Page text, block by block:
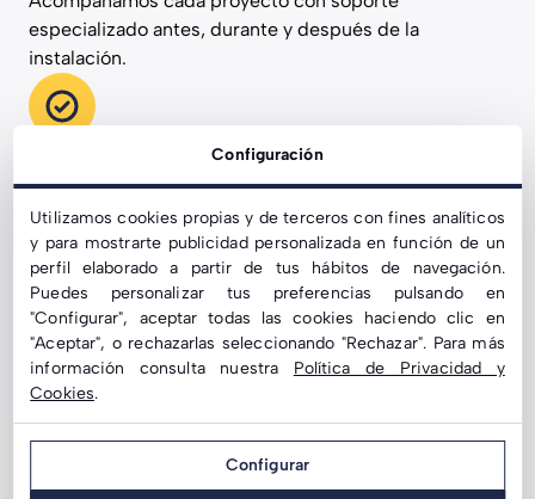
especializado antes, durante y después de la
instalación.
25 años de garantía
Nuestras estructuras están respaldadas por una
garantía extendida que asegura máxima durabilidad.
Configuración
Utilizamos cookies propias y de terceros con fines analíticos
y para mostrarte publicidad personalizada en función de un
perfil elaborado a partir de tus hábitos de navegación.
Puedes personalizar tus preferencias pulsando en
"Configurar", aceptar todas las cookies haciendo clic en
"Aceptar", o rechazarlas seleccionando "Rechazar". Para más
información consulta nuestra Política de Privacidad y
Cookies.
Configurar